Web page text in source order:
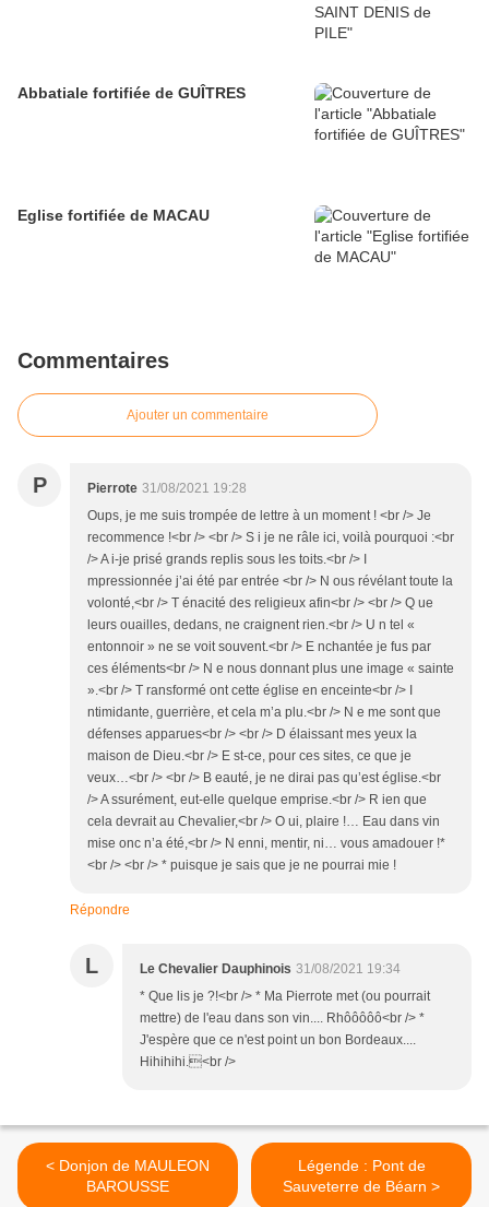
Abbatiale fortifiée de GUÎTRES
Eglise fortifiée de MACAU
Commentaires
Ajouter un commentaire
P Pierrote 31/08/2021 19:28
Oups, je me suis trompée de lettre à un moment ! <br /> Je
recommence !<br /> <br /> S i je ne râle ici, voilà pourquoi :<br
/> A i-je prisé grands replis sous les toits.<br /> I
mpressionnée j’ai été par entrée <br /> N ous révélant toute la
volonté,<br /> T énacité des religieux afin<br /> <br /> Q ue
leurs ouailles, dedans, ne craignent rien.<br /> U n tel «
entonnoir » ne se voit souvent.<br /> E nchantée je fus par
ces éléments<br /> N e nous donnant plus une image « sainte
».<br /> T ransformé ont cette église en enceinte<br /> I
ntimidante, guerrière, et cela m’a plu.<br /> N e me sont que
défenses apparues<br /> <br /> D élaissant mes yeux la
maison de Dieu.<br /> E st-ce, pour ces sites, ce que je
veux…<br /> <br /> B eauté, je ne dirai pas qu’est église.<br
/> A ssurément, eut-elle quelque emprise.<br /> R ien que
cela devrait au Chevalier,<br /> O ui, plaire !… Eau dans vin
mise onc n’a été,<br /> N enni, mentir, ni… vous amadouer !*
<br /> <br /> * puisque je sais que je ne pourrai mie !
Répondre
L Le Chevalier Dauphinois 31/08/2021 19:34
* Que lis je ?!<br /> * Ma Pierrote met (ou pourrait
mettre) de l'eau dans son vin.... Rhôôôôô<br /> *
J'espère que ce n'est point un bon Bordeaux....
Hihihihi.<br />
< Donjon de MAULEON
BAROUSSE
Légende : Pont de
Sauveterre de Béarn >